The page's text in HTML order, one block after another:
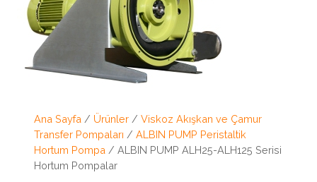
Ana Sayfa / Ürünler / Viskoz Akışkan ve Çamur
Transfer Pompaları / ALBIN PUMP Peristaltik
Hortum Pompa / ALBIN PUMP ALH25-ALH125 Serisi
Hortum Pompalar